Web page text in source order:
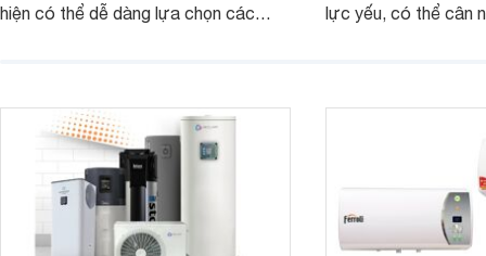
hiện có thể dễ dàng lựa chọn các
cơ bản, đáp ứng tốt nhu cầu sử dụng
nước nóng hằng ngày của gia đình.
lực yếu, có thể cân
đồng.